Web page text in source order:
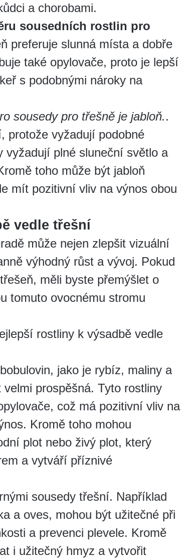
a chorobami.
sousedních rostlin pro
preferuje slunná místa a dobře
také opylovače, proto je lepší
s podobnými nároky na
sousedy pro třešně je jabloň..
protože vyžadují podobné
vyžadují plné sluneční světlo a
toho může být jabloň
mít pozitivní vliv na výnos obou
vedle třešní
může nejen zlepšit vizuální
výhodný růst a vývoj. Pokud
měli byste přemýšlet o
tomuto ovocnému stromu
rostliny k výsadbě vedle
jako je rybíz, maliny a
prospěšná. Tyto rostliny
což má pozitivní vliv na
Kromě toho mohou
plot nebo živý plot, který
a vytváří příznivé
sousedy třešní. Například
a oves, mohou být užitečné při
a prevenci plevele. Kromě
i užitečný hmyz a vytvořit